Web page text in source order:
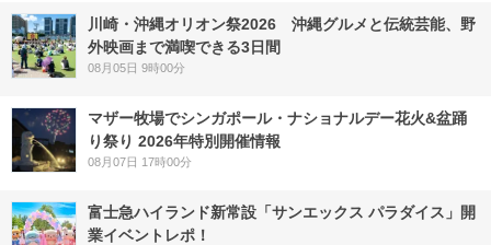
川崎・沖縄オリオン祭2026 沖縄グルメと伝統芸能、野
外映画まで満喫できる3日間
08月05日 9時00分
マザー牧場でシンガポール・ナショナルデー花火&盆踊
り祭り 2026年特別開催情報
08月07日 17時00分
富士急ハイランド新常設「サンエックス パラダイス」開
業イベントレポ！